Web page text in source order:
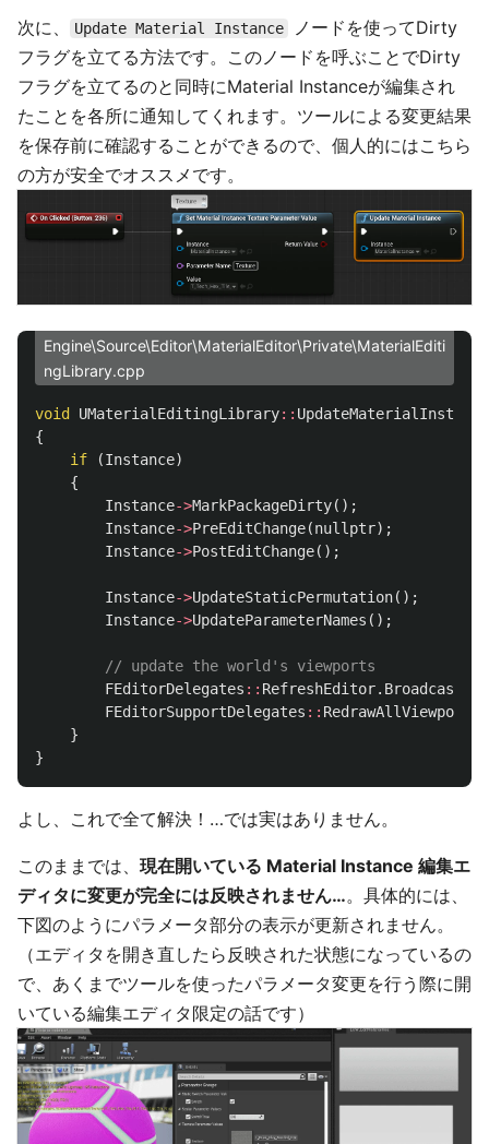
次に、 Update Material Instance
ノードを使ってDirty
フラグを立てる方法です。このノードを呼ぶことでDirty
フラグを立てるのと同時にMaterial Instanceが編集され
たことを各所に通知してくれます。ツールによる変更結果
を保存前に確認することができるので、個人的にはこちら
の方が安全でオススメです。
Engine\Source\Editor\MaterialEditor\Private\MaterialEditi
ngLibrary.cpp
void UMaterialEditingLibrary:: UpdateMaterialInstance
{
if
(Instance)
{
Instance->MarkPackageDirty();
Instance->PreEditChange(nullptr);
Instance->PostEditChange();
Instance->UpdateStaticPermutation();
Instance->UpdateParameterNames ();
// update the world's viewports
FEditorDelegates :: RefreshEditor. Broadcast
FEditorSupportDelegates :: RedrawAllViewports
}
}
よし、これで全て解決！…では実はありません。
このままでは、 現在開いている Material Instance 編集エ
ディタに変更が完全には反映されません…。具体的には、
下図のようにパラメータ部分の表示が更新されません。
（エディタを開き直したら反映された状態になっているの
で、あくまでツールを使ったパラメータ変更を行う際に開
いている編集エディタ限定の話です）